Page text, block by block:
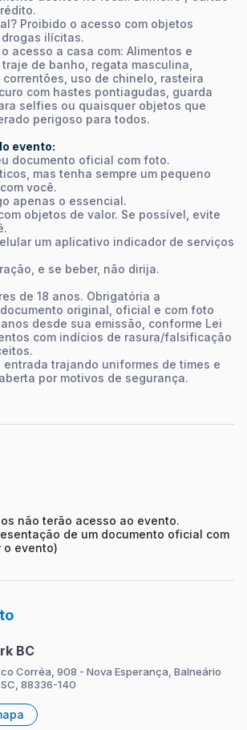
Proibido o acesso com objetos
ilícitas.
acesso a casa com: Alimentos e
de banho, regata masculina,
uso de chinelo, rasteira
com hastes pontiagudas, guarda
selfies ou quaisquer objetos que
perigoso para todos.
evento:
documento oficial com foto.
mas tenha sempre um pequeno
você.
apenas o essencial.
objetos de valor. Se possível, evite
um aplicativo indicador de serviços
e se beber, não dirija.
de 18 anos. Obrigatória a
original, oficial e com foto
desde sua emissão, conforme Lei
com indícios de rasura/falsificação
entrada trajando uniformes de times e
por motivos de segurança.
não terão acesso ao evento.
de um documento oficial com
o evento)
BC
Corréa, 908 - Nova Esperança, Balneário
88336-140